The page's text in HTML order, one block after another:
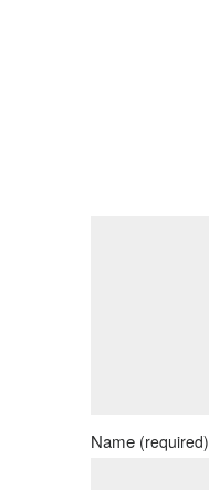
Name (required)